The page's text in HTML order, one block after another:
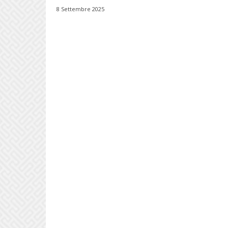
8 Settembre 2025